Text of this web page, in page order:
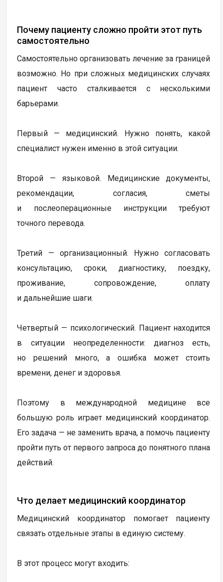
Почему пациенту сложно пройти этот путь
самостоятельно
Самостоятельно организовать лечение за границей
возможно. Но при сложных медицинских случаях
пациент часто сталкивается с несколькими
барьерами.
Первый — медицинский. Нужно понять, какой
специалист нужен именно в этой ситуации.
Второй — языковой. Медицинские документы,
рекомендации, согласия, сметы
и послеоперационные инструкции требуют
точного перевода.
Третий — организационный. Нужно согласовать
консультацию, сроки, диагностику, поездку,
проживание, сопровождение, оплату
и дальнейшие шаги.
Четвертый — психологический. Пациент находится
в ситуации неопределенности: диагноз есть,
но решений много, а ошибка может стоить
времени, денег и здоровья.
Поэтому в международной медицине все
большую роль играет медицинский координатор.
Его задача — не заменить врача, а помочь пациенту
пройти путь от первого запроса до понятного плана
действий.
Что делает медицинский координатор
Медицинский координатор помогает пациенту
связать отдельные этапы в единую систему.
В этот процесс могут входить: